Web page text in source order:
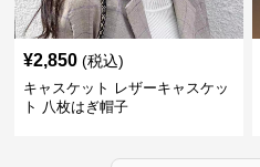
¥2,850 (税込)
キャスケット レザーキャスケッ
ト 八枚はぎ帽子